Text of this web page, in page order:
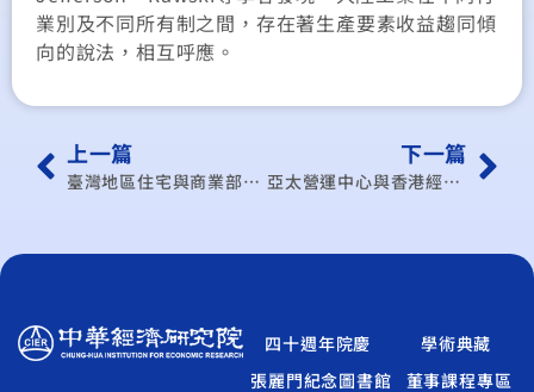
業別及不同所有制之間，存在著生產要素收益趨同傾
向的說法，相互呼應。
上一篇
臺灣地區住宅與商業部門能源消費調查與研究
下一篇
亞太營運中心與香港經驗研討會
四十週年院慶
學術典藏
張麗門紀念圖書館
董事課程專區